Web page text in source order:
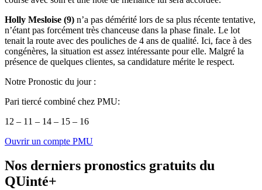
Holly Mesloise (9) n’a pas démérité lors de sa plus récente tentative,
n’étant pas forcément très chanceuse dans la phase finale. Le lot
tenait la route avec des pouliches de 4 ans de qualité. Ici, face à des
congénères, la situation est assez intéressante pour elle. Malgré la
présence de quelques clientes, sa candidature mérite le respect.
Notre Pronostic du jour :
Pari tiercé combiné chez PMU:
12 – 11 – 14 – 15 – 16
Ouvrir un compte PMU
Nos derniers pronostics gratuits du
QUinté+